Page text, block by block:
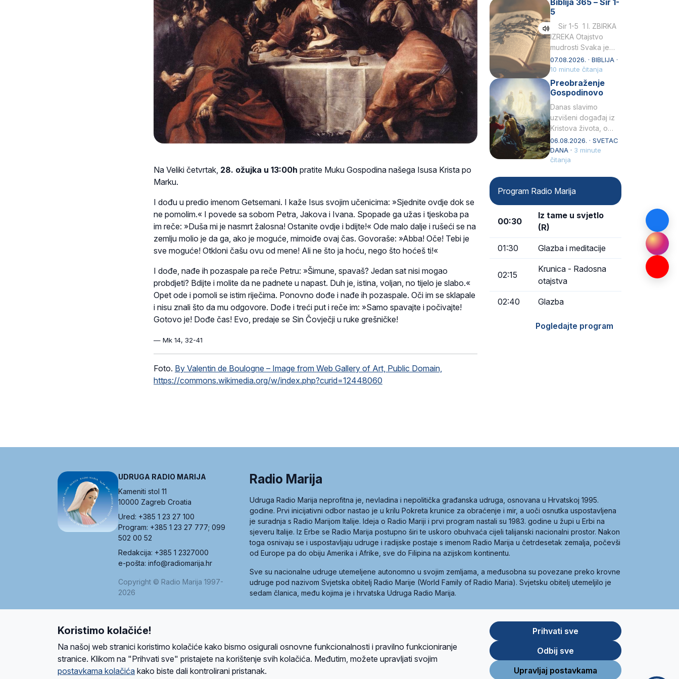
Na Veliki četvrtak, 28. ožujka u 13:00h pratite Muku Gospodina našega Isusa Krista po
Marku.
I dođu u predio imenom Getsemani. I kaže Isus svojim učenicima: »Sjednite ovdje dok se
ne pomolim.« I povede sa sobom Petra, Jakova i Ivana. Spopade ga užas i tjeskoba pa
im reče: »Duša mi je nasmrt žalosna! Ostanite ovdje i bdijte!« Ode malo dalje i rušeći se na
zemlju molio je da ga, ako je moguće, mimoiđe ovaj čas. Govoraše: »Abba! Oče! Tebi je
sve moguće! Otkloni čašu ovu od mene! Ali ne što ja hoću, nego što hoćeš ti!«
I dođe, nađe ih pozaspale pa reče Petru: »Šimune, spavaš? Jedan sat nisi mogao
probdjeti? Bdijte i molite da ne padnete u napast. Duh je, istina, voljan, no tijelo je slabo.«
Opet ode i pomoli se istim riječima. Ponovno dođe i nađe ih pozaspale. Oči im se sklapale
i nisu znali što da mu odgovore. Dođe i treći put i reče im: »Samo spavajte i počivajte!
Gotovo je! Dođe čas! Evo, predaje se Sin Čovječji u ruke grešničke!
— Mk 14, 32-41
Foto. By Valentin de Boulogne – Image from Web Gallery of Art, Public Domain,
https://commons.wikimedia.org/w/index.php?curid=12448060
rođenjem Grk.
Obnovio je odnose s
afričkim…
Biblija 365 – Sir 1-
5
Sir 1-5 1 I. ZBIRKA
IZREKA Otajstvo
mudrosti Svaka je
mudrost od Gospoda
i s njime je dovijeka.2
Tko će…
07.08.2026. · BIBLIJA ·
10 minute čitanja
Preobraženje
Gospodinovo
Danas slavimo
uzvišeni događaj iz
Kristova života, o
kojem nas izvješćuju
evanđelisti Matej,
Marko i Luka te sveti
06.08.2026. · SVETAC
DANA · 3 minute
čitanja
Program Radio Marija
00:30
Iz tame u svjetlo
(R)
01:30 Glazba i meditacije
02:15
Krunica - Radosna
otajstva
02:40 Glazba
Pogledajte program
UDRUGA RADIO MARIJA
Kameniti stol 11
10000 Zagreb Croatia
Ured: +385 1 23 27 100
Program: +385 1 23 27 777; 099
502 00 52
Redakcija: +385 1 2327000
e-pošta: info@radiomarija.hr
Copyright © Radio Marija 1997-
2026
Radio Marija
Udruga Radio Marija neprofitna je, nevladina i nepolitička građanska udruga, osnovana u Hrvatskoj 1995.
godine. Prvi inicijativni odbor nastao je u krilu Pokreta krunice za obraćenje i mir, a uoči osnutka uspostavljena
je suradnja s Radio Marijom Italije. Ideja o Radio Mariji i prvi program nastali su 1983. godine u župi u Erbi na
sjeveru Italije. Iz Erbe se Radio Marija postupno širi te uskoro obuhvaća cijeli talijanski nacionalni prostor. Nakon
toga osnivaju se i uspostavljaju udruge i radijske postaje s imenom Radio Marija u četrdesetak zemalja, počevši
od Europe pa do obiju Amerika i Afrike, sve do Filipina na azijskom kontinentu.
Sve su nacionalne udruge utemeljene autonomno u svojim zemljama, a međusobna su povezane preko krovne
udruge pod nazivom Svjetska obitelj Radio Marije (World Family of Radio Maria). Svjetsku obitelj utemeljilo je
sedam članica, među kojima je i hrvatska Udruga Radio Marija.
Ova stranica je zaštićena Google reCAPTCHA sustavom Store
Koristimo kolačiće!
Na našoj web stranici koristimo kolačiće kako bismo osigurali osnovne funkcionalnosti i pravilno funkcioniranje
stranice. Klikom na "Prihvati sve" pristajete na korištenje svih kolačića. Međutim, možete upravljati svojim
postavkama kolačića kako biste dali kontrolirani pristanak.
Prihvati sve
Odbij sve
Upravljaj postavkama